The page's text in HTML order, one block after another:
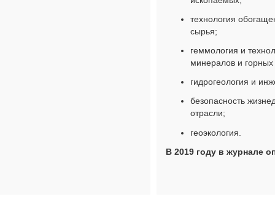
технология
сырья;
геммология и
минералов и
гидрогеология и
безопасность
отрасли;
геоэкология.
В 2019 году в журнале